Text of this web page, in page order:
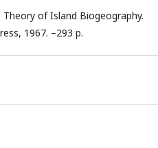
Theory of Island Biogeography.
1967. –293 p.